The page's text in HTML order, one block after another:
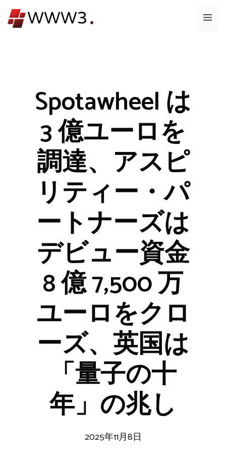
ン
メ
Spotawheel は
3 億ユーロを
調達、アスピ
リティー・パ
ートナーズは
デビュー資金
8 億 7,500 万
ユーロをクロ
ーズ、英国は
「量子の十
年」の兆し
2025年11月8日